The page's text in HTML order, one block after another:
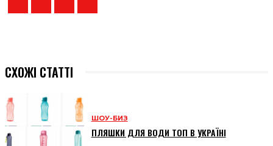
СХОЖІ СТАТТІ
ШОУ-БИЗ
ПЛЯШКИ ДЛЯ ВОДИ ТОП В УКРАЇНІ